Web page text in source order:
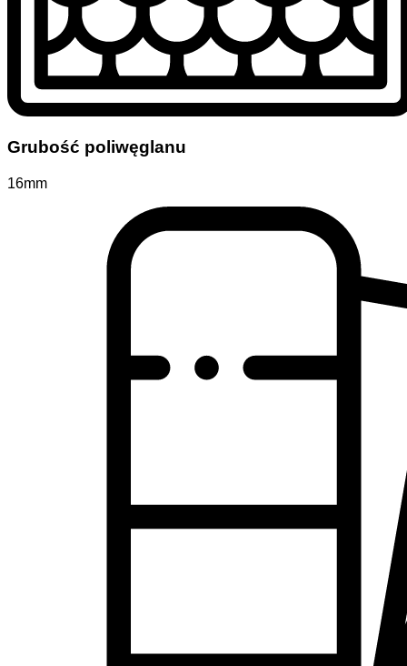
Grubość poliwęglanu
16mm